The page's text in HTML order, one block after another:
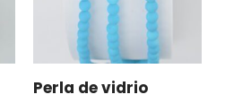
Perla de vidrio